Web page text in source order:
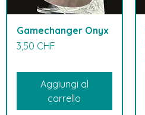
Gamechanger Onyx
Prezzo
3,50 CHF
Aggiungi al
carrello